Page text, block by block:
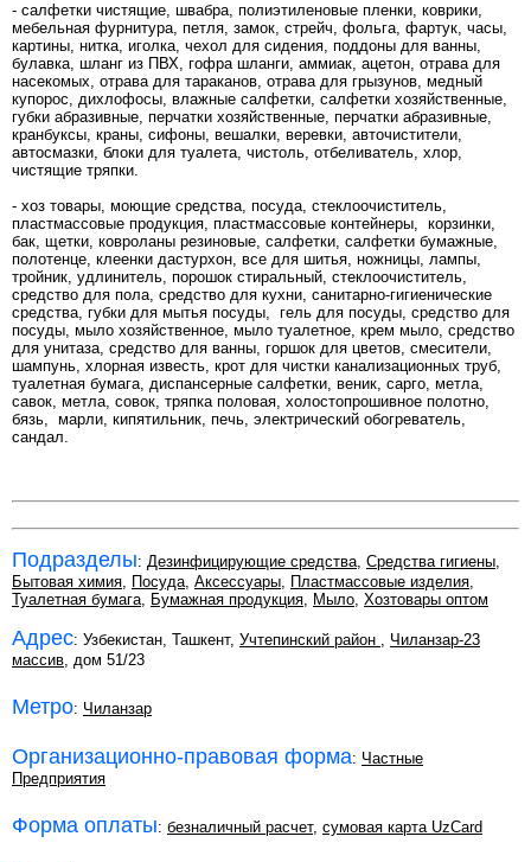
- салфетки чистящие, швабра, полиэтиленовые пленки, коврики,
мебельная фурнитура, петля, замок, стрейч, фольга, фартук, часы,
картины, нитка, иголка, чехол для сидения, поддоны для ванны,
булавка, шланг из ПВХ, гофра шланги, аммиак, ацетон, отрава для
насекомых, отрава для тараканов, отрава для грызунов, медный
купорос, дихлофосы, влажные салфетки, салфетки хозяйственные,
губки абразивные, перчатки хозяйственные, перчатки абразивные,
кранбуксы, краны, сифоны, вешалки, веревки, авточистители,
автосмазки, блоки для туалета, чистоль, отбеливатель, хлор,
чистящие тряпки.
- хоз товары, моющие средства, посуда, стеклоочиститель,
пластмассовые продукция, пластмассовые контейнеры, корзинки,
бак, щетки, ковроланы резиновые, салфетки, салфетки бумажные,
полотенце, клеенки дастурхон, все для шитья, ножницы, лампы,
тройник, удлинитель, порошок стиральный, стеклоочиститель,
средство для пола, средство для кухни, санитарно-гигиенические
средства, губки для мытья посуды, гель для посуды, средство для
посуды, мыло хозяйственное, мыло туалетное, крем мыло, средство
для унитаза, средство для ванны, горшок для цветов, смесители,
шампунь, хлорная известь, крот для чистки канализационных труб,
туалетная бумага, диспансерные салфетки, веник, сарго, метла,
савок, метла, совок, тряпка половая, холостопрошивное полотно,
бязь, марли, кипятильник, печь, электрический обогреватель,
сандал.
Подразделы: Дезинфицирующие средства, Средства гигиены,
Бытовая химия, Посуда, Аксессуары, Пластмассовые изделия,
Туалетная бумага, Бумажная продукция, Мыло, Хозтовары оптом
Адрес: Узбекистан, Ташкент, Учтепинский район , Чиланзар-23
массив, дом 51/23
Метро: Чиланзар
Организационно-правовая форма: Частные
Предприятия
Форма оплаты: безналичный расчет, сумовая карта UzCard